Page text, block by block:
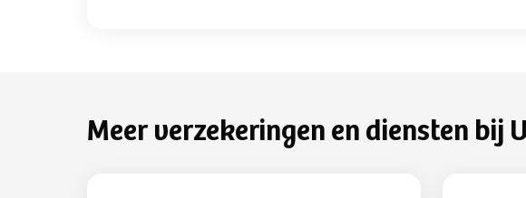
Meer verzekeringen en diensten bij